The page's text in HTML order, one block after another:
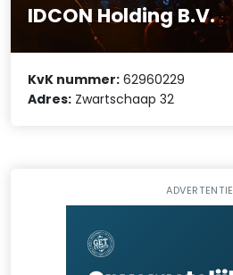
IDCON Holding B.V.
KvK nummer: 62960229
Adres: Zwartschaap 32
ADVERTENTIE